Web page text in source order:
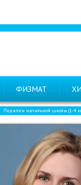
ФИЗМАТ
Педагоги начальной школы (1-4